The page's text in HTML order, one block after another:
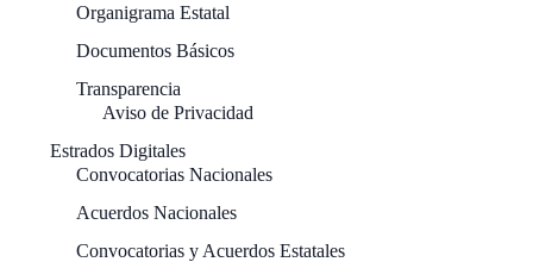
Organigrama Estatal
Documentos Básicos
Transparencia
Aviso de Privacidad
Estrados Digitales
Convocatorias Nacionales
Acuerdos Nacionales
Convocatorias y Acuerdos Estatales